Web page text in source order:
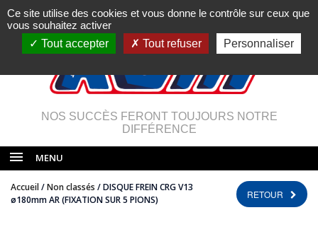
NOS SUCCÈS FERONT TOUJOURS NOTRE
DIFFÉRENCE
MENU
Accueil/Non classés / DISQUE FREIN CRG V13
ø180mm AR (FIXATION SUR 5 PIONS)
RETOUR
Ce site utilise des cookies et vous donne le contrôle sur ceux que
vous souhaitez activer
Tout accepter
Tout refuser Personnaliser